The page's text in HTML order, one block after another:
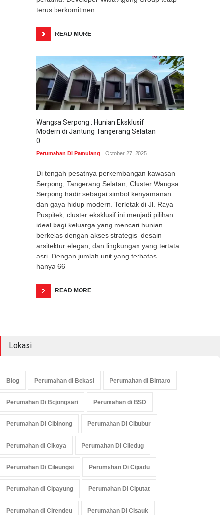
terus berkomitmen
READ MORE
Wangsa Serpong : Hunian Eksklusif
Modern di Jantung Tangerang Selatan
0
Perumahan Di Pamulang October 27, 2025
Di tengah pesatnya perkembangan kawasan
Serpong, Tangerang Selatan, Cluster Wangsa
Serpong hadir sebagai simbol kenyamanan
dan gaya hidup modern. Terletak di Jl. Raya
Puspitek, cluster eksklusif ini menjadi pilihan
ideal bagi keluarga yang mencari hunian
berkelas dengan akses strategis, desain
arsitektur elegan, dan lingkungan yang tertata
asri. Dengan jumlah unit yang terbatas —
hanya 66
READ MORE
Lokasi
Blog Perumahan di Bekasi Perumahan di Bintaro
Perumahan Di Bojongsari Perumahan di BSD
Perumahan Di Cibinong Perumahan Di Cibubur
Perumahan di Cikoya Perumahan Di Ciledug
Perumahan Di Cileungsi Perumahan Di Cipadu
Perumahan di Cipayung Perumahan Di Ciputat
Perumahan di Cirendeu Perumahan Di Cisauk